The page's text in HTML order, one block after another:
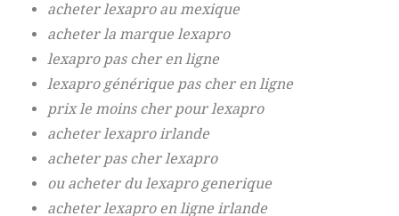
acheter lexapro au mexique
acheter la marque lexapro
lexapro pas cher en ligne
lexapro générique pas cher en ligne
prix le moins cher pour lexapro
acheter lexapro irlande
acheter pas cher lexapro
ou acheter du lexapro generique
acheter lexapro en ligne irlande